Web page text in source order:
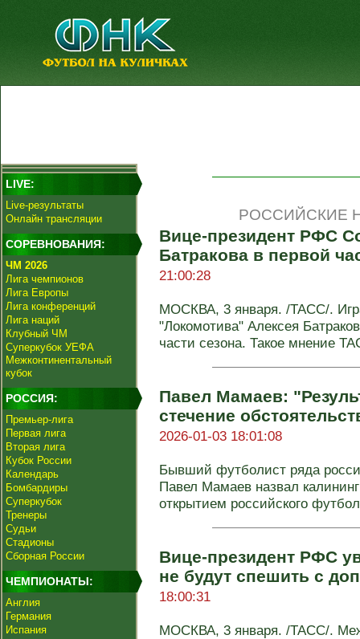
LIVE:
Live-результаты
Онлайн трансляции
СОРЕВНОВАНИЯ:
ЧМ 2026
Лига чемпионов
Лига Европы
Лига конференций
Лига наций
Клубный ЧМ
Суперкубок УЕФА
Межконтинентальный
кубок
РОССИЯ:
Премьер-лига
Первая лига
Вторая лига
Кубок России
Календарь
Бомбардиры
Суперкубок
Тренеры
Судьи
Стадионы
Сборная России
ЧЕМПИОНАТЫ:
Англия
Германия
Испания
РОССИЙСКИЕ
Вице-президент РФС
Батракова в первой
21:00:28
МОСКВА, 3 января. /ТАСС/.
"Локомотива" Алексея
части сезона. Такое мнение
Павел Мамаев:
стечение
2026-01-03 18:01:08
Бывший футболист ряда
Павел Мамаев назвал
открытием российского
Вице-президент РФС
не будут спешить с
18:00:31
МОСКВА, 3 января. /ТАСС/.